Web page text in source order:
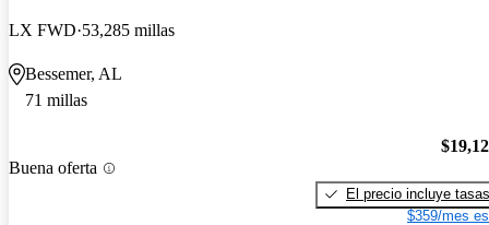
LX FWD 53,285 millas
Bessemer, AL
71 millas
Buena oferta
El precio incluye tasas
$359/mes